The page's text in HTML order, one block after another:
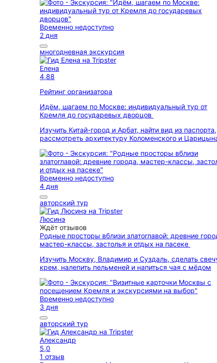
Временно недоступно
2 дня
многодневная экскурсия
Елена
4,88
Рейтинг организатора
Идём, шагаем по Москве: индивидуальный тур от
Кремля до государевых дворцов
Изучить Китай-город и Арбат, найти вид из паспорта,
рассмотреть архитектуру Коломенского и
Временно недоступно
4 дня
авторский тур
Люсинэ
Ждёт отзывов
Родные просторы вблизи златоглавой: древние
мастер-классы, застолья и отдых на пасеке
Изучить Москву, Владимир и Суздаль, сделать
крем, налепить пельменей и напиться чая с мёдом
Временно недоступно
3 дня
авторский тур
Александр
5,0
1 отзыв